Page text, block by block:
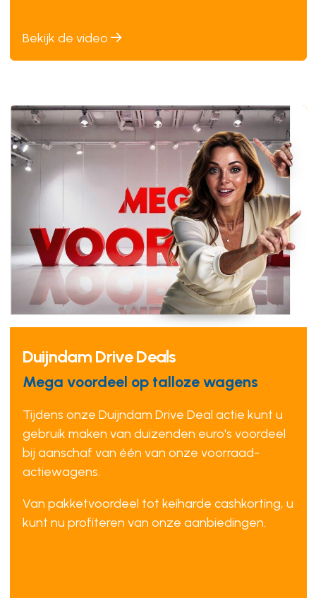
Bekijk de video
Duijndam Drive Deals
Mega voordeel op talloze wagens
Tijdens onze Duijndam Drive Deal actie kunt u
gebruik maken van duizenden euro's voordeel
bij aanschaf van één van onze voorraad-
actiewagens.
Van pakketvoordeel tot keiharde cashkorting, u
kunt nu profiteren van onze aanbiedingen.